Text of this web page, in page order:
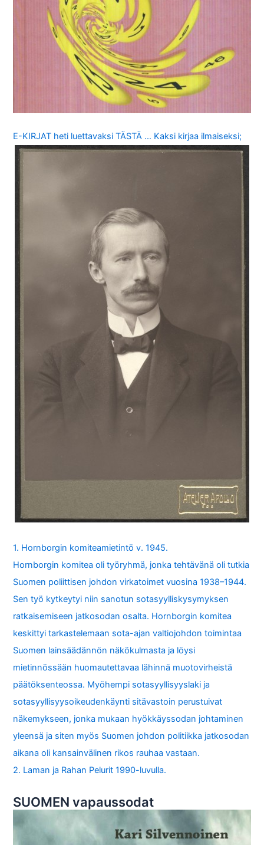
E-KIRJAT heti luettavaksi TÄSTÄ … Kaksi kirjaa ilmaiseksi;
1. Hornborgin komiteamietintö v. 1945.
Hornborgin komitea oli työryhmä, jonka tehtävänä oli tutkia
Suomen poliittisen johdon virkatoimet vuosina 1938–1944.
Sen työ kytkeytyi niin sanotun sotasyylliskysymyksen
ratkaisemiseen jatkosodan osalta. Hornborgin komitea
keskittyi tarkastelemaan sota-ajan valtiojohdon toimintaa
Suomen lainsäädännön näkökulmasta ja löysi
mietinnössään huomautettavaa lähinnä muotovirheistä
päätöksenteossa. Myöhempi sotasyyllisyyslaki ja
sotasyyllisyysoikeudenkäynti sitävastoin perustuivat
näkemykseen, jonka mukaan hyökkäyssodan johtaminen
yleensä ja siten myös Suomen johdon politiikka jatkosodan
aikana oli kansainvälinen rikos rauhaa vastaan.
2. Laman ja Rahan Pelurit 1990-luvulla.
SUOMEN vapaussodat